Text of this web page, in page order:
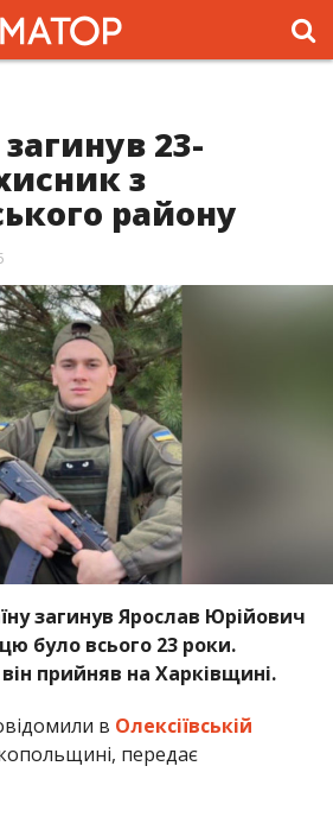
23-
з
району
загинув Ярослав Юрійович
було всього 23 роки.
він прийняв на Харківщині.
в Олексіївській
передає